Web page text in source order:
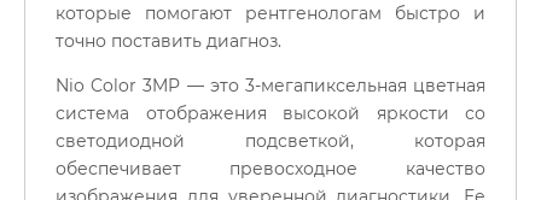
которые помогают рентгенологам быстро и
точно поставить диагноз.
Nio Color 3MP — это 3-мегапиксельная цветная
система отображения высокой яркости со
светодиодной подсветкой, которая
обеспечивает превосходное качество